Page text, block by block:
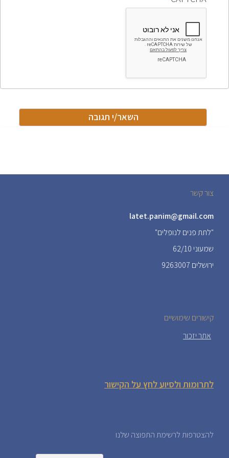
צור קשר
latet.panim@gmail.com
"לתת פנים לנופלים"
שמעוני 62/10
ירושלים 9263007
קישורים שימושיים
אתר יזכור
לתרומות ולסיוע לחץ על הקישור
להצטרפות לרשימת התפוצה שלנו